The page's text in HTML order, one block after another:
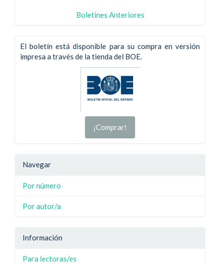
Boletines Anteriores
El boletín está disponible para su compra en versión
impresa a través de la tienda del BOE.
¡Comprar!
Navegar
Por número
Por autor/a
Información
Para lectoras/es